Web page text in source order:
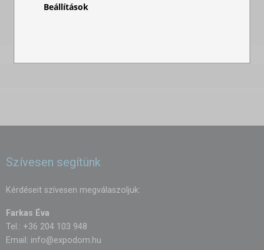
Szívesen segítünk
Kérdéseit szívesen megválaszoljuk:
Farkas Éva
Tel.: +36 204 103 948
Email: info@expodom.hu
Beállítások